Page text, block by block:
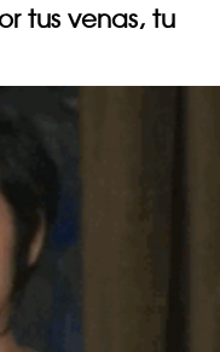
tus venas, tu